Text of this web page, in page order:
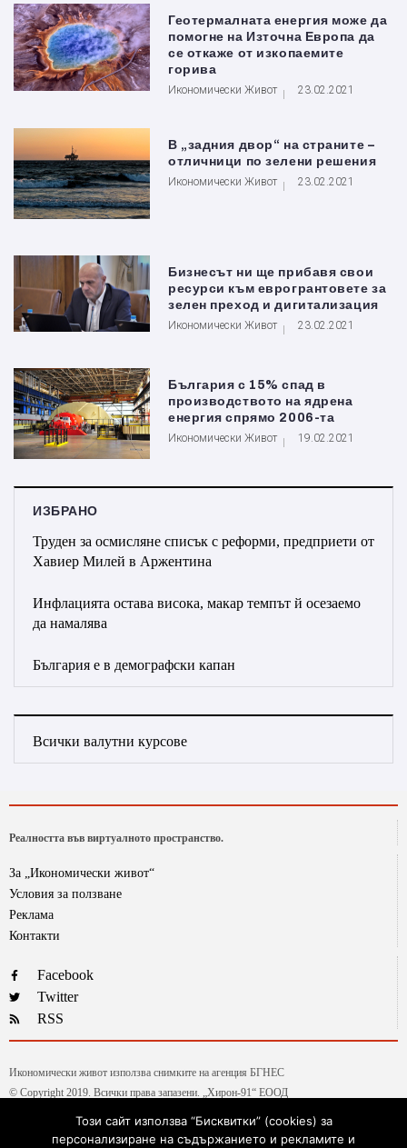
Геотермалната енергия може да
помогне на Източна Европа да
се откаже от изкопаемите
горива
Икономически Живот 23.02.2021
В „задния двор“ на страните –
отличници по зелени решения
Икономически Живот 23.02.2021
Бизнесът ни ще прибавя свои
ресурси към еврогрантовете за
зелен преход и дигитализация
Икономически Живот 23.02.2021
България с 15% спад в
производството на ядрена
енергия спрямо 2006-та
Икономически Живот 19.02.2021
ИЗБРАНО
Труден за осмисляне списък с реформи, предприети от
Хавиер Милей в Аржентина
Инфлацията остава висока, макар темпът й осезаемо
да намалява
България е в демографски капан
Всички валутни курсове
Реалността във виртуалното пространство.
За „Икономически живот“
Условия за ползване
Реклама
Контакти
Facebook
Twitter
RSS
Икономически живот използва снимките на агенция БГНЕС
© Copyright 2019. Всички права запазени. „Хирон-91“ ЕООД
Този сайт използва “Бисквитки” (cookies) за
персонализиране на съдържанието и рекламите и